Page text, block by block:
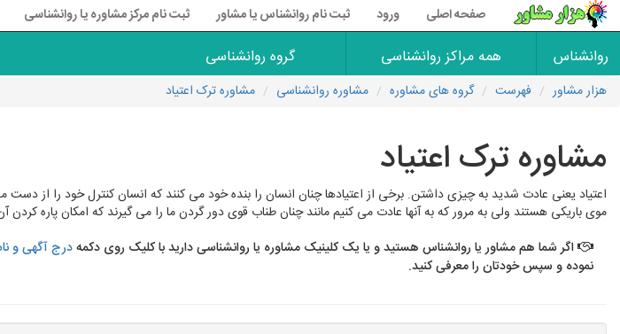
صفحه اصلی ورود ثبت نام روانشناس یا مشاور ثبت نام مرکز مشاوره یا روانشناسی
روانشناس همه مراکز روانشناسی گروه روانشناسی
هزار مشاور فهرست گروه های مشاوره مشاوره روانشناسی مشاوره ترک اعتیاد
مشاوره ترک اعتیاد
اعتیاد یعنی عادت شدید به چیزی داشتن. برخی از اعتیادها چنان انسان را بنده خود می کنند که انسان کنترل خود را از
موی باریکی هستند ولی به مرور که به آنها عادت می کنیم مانند چنان طناب قوی دور گردن ما را می گیرند که امکان پاره کردن
اگر شما هم مشاور یا روانشناس هستید و یا یک کلینیک مشاوره یا روانشناسی دارید با کلیک روی دکمهدرج آگهی و
نموده و سپس خودتان را معرفی کنید.